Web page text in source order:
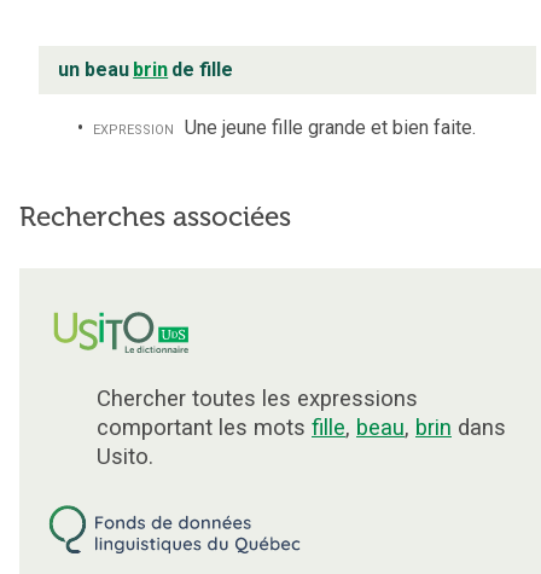
un beau brin de fille
expression Une jeune fille grande et bien faite.
Recherches associées
Chercher toutes les expressions
comportant les mots fille, beau, brin dans
Usito.